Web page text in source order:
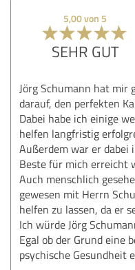
5,00 von 5
SEHR GUT
Jörg Schumann hat mir
darauf, den perfekten
Dabei habe ich einige
helfen langfristig
Außerdem war er dabei
Beste für mich erreicht
Auch menschlich
gewesen mit Herrn
helfen zu lassen, da er
Ich würde Jörg
Egal ob der Grund eine
psychische Gesundheit